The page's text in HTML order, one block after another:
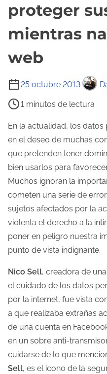
proteger
mientras
web
25 octubre 2013
T
e
m
p
o
d
e
l
e
c
t
u
a
d
e
l
a
e
n
t
1 minutos de lectura
En la actualidad, los
en el deseo de muchas
que pretenden tener
bien usarlos para
Muchos ignoran la
cometen una serie de
sujetos afectados por la
violenta el derecho a la
poner en peligro nuestra
punto de vista indignante.
Nico Sell, creadora de
el cuidado de los datos
por la internet, fue vista
a que realizaba extrañas
de una cuenta en
en un sobre anti-
cuidarse de lo que
Sell, es el icono de la